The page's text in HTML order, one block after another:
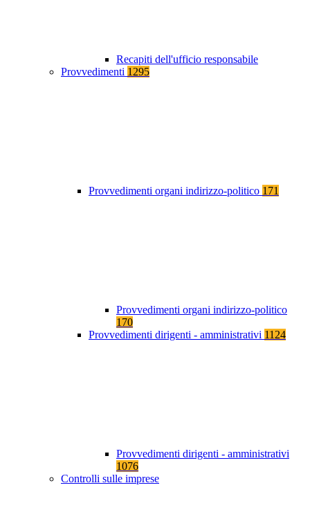
Recapiti dell'ufficio responsabile
Provvedimenti 1295
Provvedimenti organi indirizzo-politico 171
Provvedimenti organi indirizzo-politico
170
Provvedimenti dirigenti - amministrativi 1124
Provvedimenti dirigenti - amministrativi
1076
Controlli sulle imprese